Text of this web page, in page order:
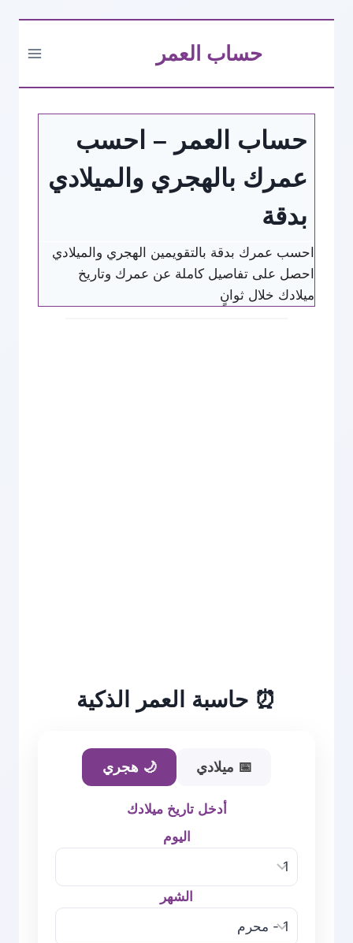
حساب العمر
حساب العمر – احسب
عمرك بالهجري والميلادي
بدقة
احسب عمرك بدقة بالتقويمين الهجري والميلادي
احصل على تفاصيل كاملة عن عمرك وتاريخ
ميلادك خلال ثوانٍ
⏰ حاسبة العمر الذكية
📅 ميلادي 🌙 هجري
أدخل تاريخ ميلادك
اليوم
الشهر